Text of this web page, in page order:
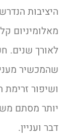
היציבות
מאלומיניום
לאורך שנים.
שהמכשיר
ושיפור
יותר מסתם
דבר ועניין.